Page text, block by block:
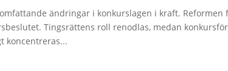
ändringar i konkurslagen i kraft.
Tingsrättens roll renodlas, medan
koncentreras...